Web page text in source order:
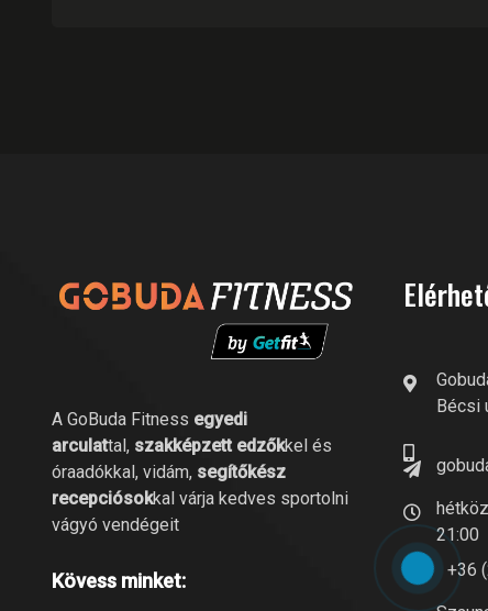
A GoBuda Fitness egyedi
arculattal, szakképzett edzőkkel és
óraadókkal, vidám, segítőkész
recepciósokkal várja kedves sportolni
vágyó vendégeit
Kövess minket:
Bécsi
21:00
+36